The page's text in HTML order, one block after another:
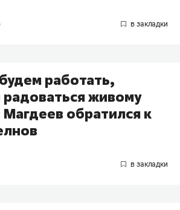
работать,
живому
обратился к